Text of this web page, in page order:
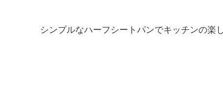
シンプルなハーフシートパンでキッチンの楽